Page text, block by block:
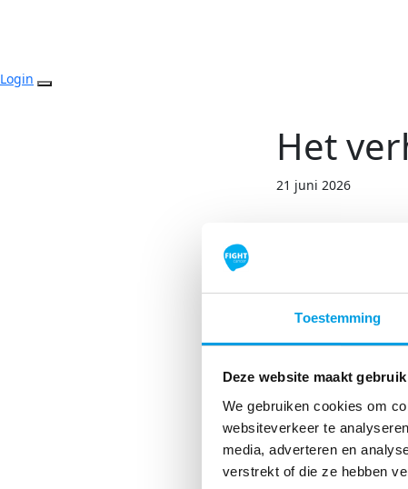
Toestemming
Deze website maakt
We gebruiken cookies om
websiteverkeer te
media, adverteren en
verstrekt of die ze hebben
Login
Het
21 juni 2026
𝕎𝕒𝕒𝕣𝕠𝕞 𝕕𝕠𝕖
het een kleine
ℍ𝕠𝕖 𝕓𝕖𝕣𝕖𝕚𝕕 𝕛𝕖
Om goed in
vaak